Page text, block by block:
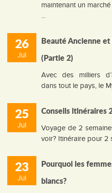
maintenant un
...
26
Jul
Beauté Ancienne
(Partie 2)
Avec des milliers
dans tout le pays, le
25
Jul
Conseils itinéraires
Voyage de 2
voir? Itinéraire pour 2
23
Jul
Pourquoi les
blancs?